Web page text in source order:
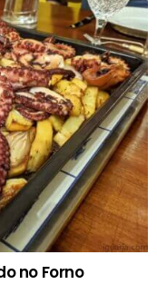
no Forno